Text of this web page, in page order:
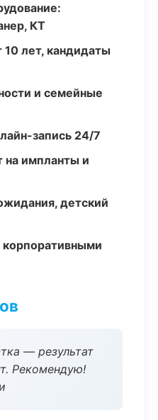
КТ
лет, кандидаты
и семейные
запись 24/7
на импланты и
детский
— результат
Рекомендую!